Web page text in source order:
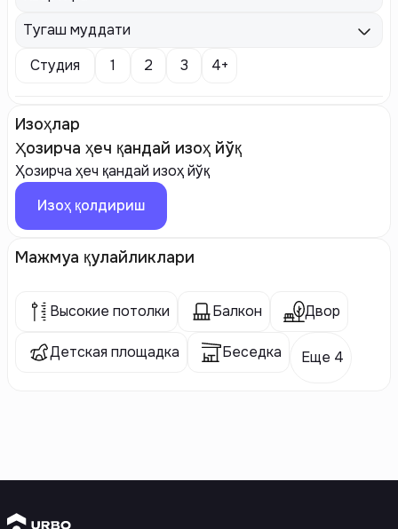
Тугаш муддати
Студия
1 2 3 4+
Изоҳлар
Ҳозирча ҳеч қандай изоҳ йўқ
Ҳозирча ҳеч қандай изоҳ йўқ
Изоҳ қолдириш
Мажмуа қулайликлари
Высокие потолки Балкон Двор
Детская площадка Беседка Еще 4